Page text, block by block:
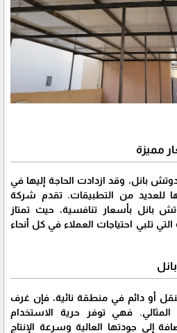
مميزة
بانل، وقد ازدادت الحاجة إليها في
للعديد من التطبيقات. تقدم شركة
بانل بأسعار تنافسية، حيث تمتاز
تلبي احتياجات العملاء في كل أنحاء
أو دائم في منطقة نائية، فإن غرف
فهي توفر حرية الاستخدام
إلى جودتها العالية وسرعة الإنتاج